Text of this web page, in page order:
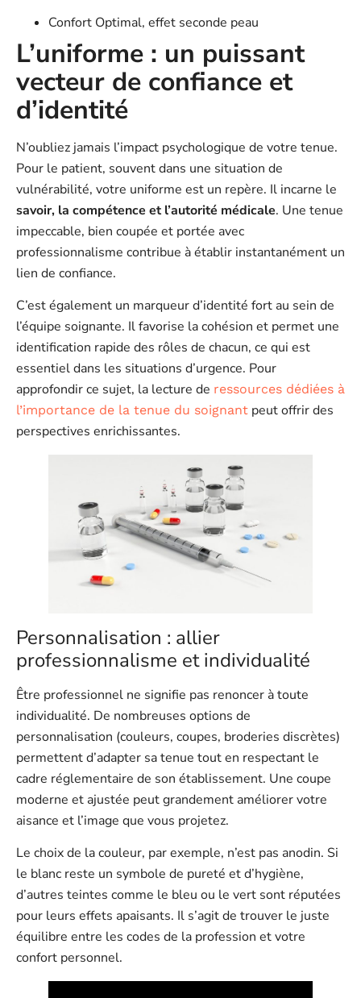
Confort Optimal, effet seconde peau
L’uniforme : un puissant
vecteur de confiance et
d’identité
N’oubliez jamais l’impact psychologique de votre tenue.
Pour le patient, souvent dans une situation de
vulnérabilité, votre uniforme est un repère. Il incarne le
savoir, la compétence et l’autorité médicale. Une tenue
impeccable, bien coupée et portée avec
professionnalisme contribue à établir instantanément un
lien de confiance.
C’est également un marqueur d’identité fort au sein de
l’équipe soignante. Il favorise la cohésion et permet une
identification rapide des rôles de chacun, ce qui est
essentiel dans les situations d’urgence. Pour
approfondir ce sujet, la lecture de ressources dédiées à
l’importance de la tenue du soignant peut offrir des
perspectives enrichissantes.
Personnalisation : allier
professionnalisme et individualité
Être professionnel ne signifie pas renoncer à toute
individualité. De nombreuses options de
personnalisation (couleurs, coupes, broderies discrètes)
permettent d’adapter sa tenue tout en respectant le
cadre réglementaire de son établissement. Une coupe
moderne et ajustée peut grandement améliorer votre
aisance et l’image que vous projetez.
Le choix de la couleur, par exemple, n’est pas anodin. Si
le blanc reste un symbole de pureté et d’hygiène,
d’autres teintes comme le bleu ou le vert sont réputées
pour leurs effets apaisants. Il s’agit de trouver le juste
équilibre entre les codes de la profession et votre
confort personnel.